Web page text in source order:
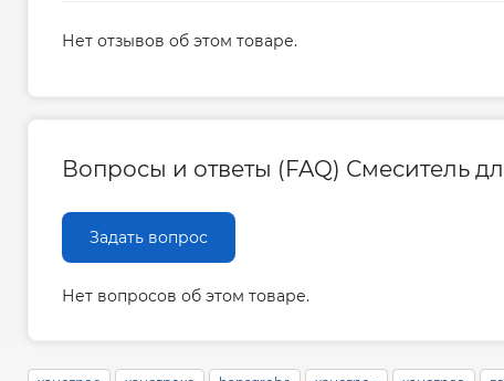
Нет отзывов об этом товаре.
Вопросы и ответы (FAQ) Смеситель
Задать вопрос
Нет вопросов об этом товаре.